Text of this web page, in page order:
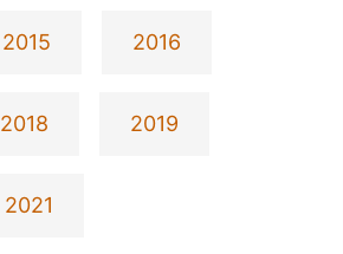
2015 2016
2018 2019
2021